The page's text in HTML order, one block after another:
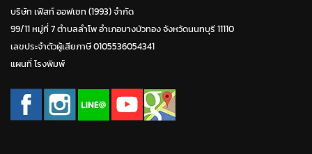
บริษัท เฟิสท์ ออฟเซท (1993) จำกัด
99/11 หมู่ที่ 7 ตำบลลำโพ อำเภอบางบัวทอง จังหวัดนนทบุรี 11110
เลขประจำตัวผู้เสียภาษี 0105536054341
แผนที่ โรงพิมพ์